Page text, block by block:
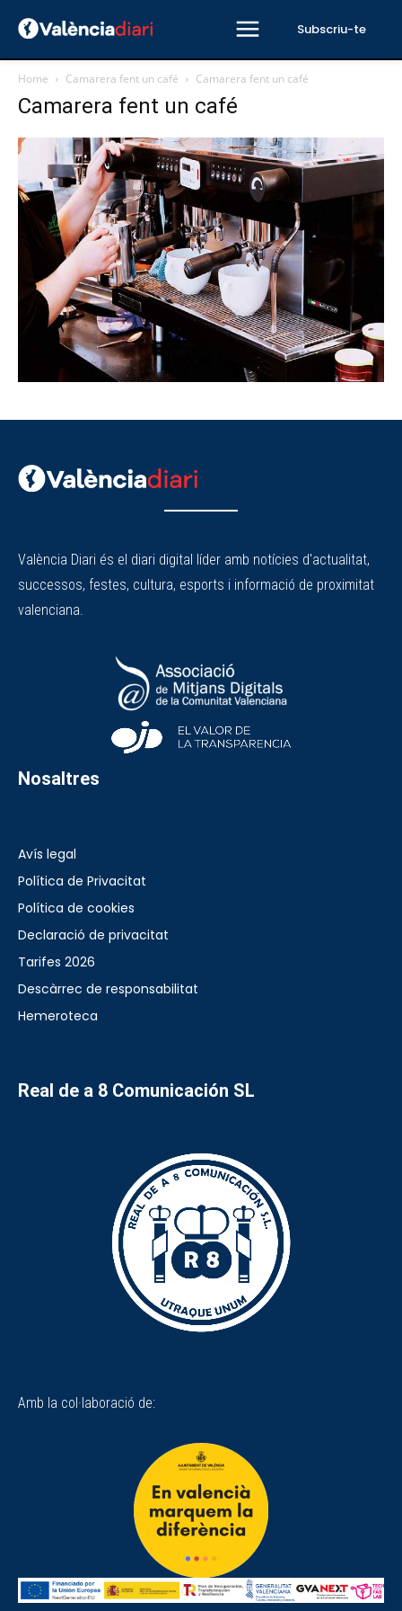
Subscriu-te
Home Camarera fent un café Camarera fent un café
Camarera fent un café
València Diari és el diari digital líder amb notícies d'actualitat,
successos, festes, cultura, esports i informació de proximitat
valenciana.
Nosaltres
Avís legal
Política de Privacitat
Política de cookies
Declaració de privacitat
Tarifes 2026
Descàrrec de responsabilitat
Hemeroteca
Real de a 8 Comunicación SL
Amb la col·laboració de: